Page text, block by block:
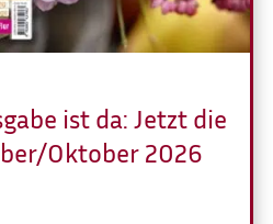
ist da: Jetzt die
Oktober 2026